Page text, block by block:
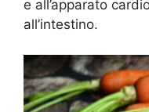
e all’apparato
all’intestino.